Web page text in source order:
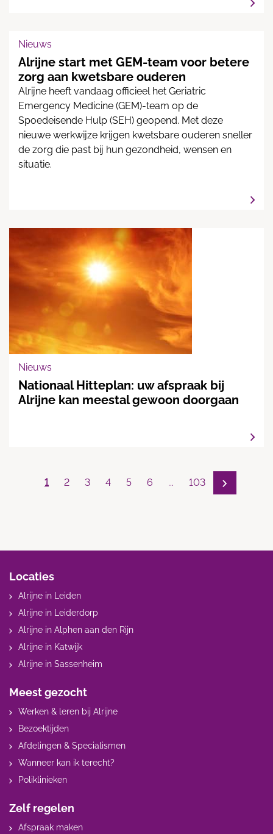
Nieuws
Alrijne start met GEM-team voor betere
zorg aan kwetsbare ouderen
Alrijne heeft vandaag officieel het Geriatric
Emergency Medicine (GEM)-team op de
Spoedeisende Hulp (SEH) geopend. Met deze
nieuwe werkwijze krijgen kwetsbare ouderen sneller
de zorg die past bij hun gezondheid, wensen en
situatie.
Nieuws
Nationaal Hitteplan: uw afspraak bij
Alrijne kan meestal gewoon doorgaan
1 2 3 4 5 6 ... 103
Locaties
Alrijne in Leiden
Alrijne in Leiderdorp
Alrijne in Alphen aan den Rijn
Alrijne in Katwijk
Alrijne in Sassenheim
Meest gezocht
Werken & leren bij Alrijne
Bezoektijden
Afdelingen & Specialismen
Wanneer kan ik terecht?
Poliklinieken
Zelf regelen
Afspraak maken